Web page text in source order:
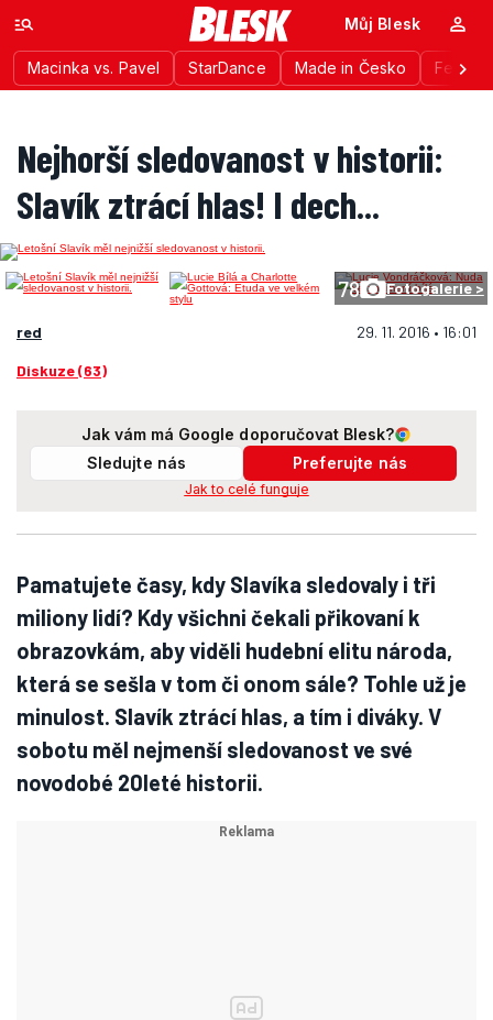
Macinka vs. Pavel StarDance Made in Česko
Můj Blesk
Nejhorší sledovanost v historii:
Slavík ztrácí hlas! I dech...
78 Fotogalerie >
red 29. 11. 2016 • 16:01
Diskuze (63)
Jak vám má Google doporučovat Blesk?
Sledujte nás
Preferujte nás
Jak to celé funguje
Pamatujete časy, kdy Slavíka sledovaly i tři
miliony lidí? Kdy všichni čekali přikovaní k
obrazovkám, aby viděli hudební elitu národa,
která se sešla v tom či onom sále? Tohle už je
minulost. Slavík ztrácí hlas, a tím i diváky. V
sobotu měl nejmenší sledovanost ve své
novodobé 20leté historii.